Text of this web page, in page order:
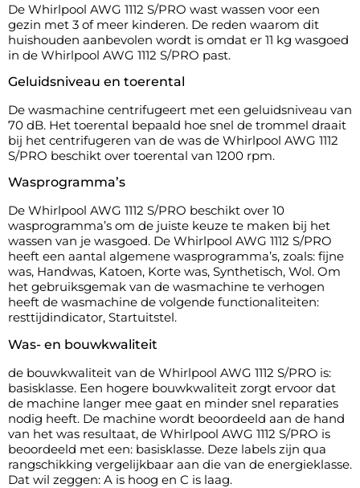
De Whirlpool AWG 1112 S/PRO wast wassen voor een
gezin met 3 of meer kinderen. De reden waarom dit
huishouden aanbevolen wordt is omdat er 11 kg wasgoed
in de Whirlpool AWG 1112 S/PRO past.
Geluidsniveau en toerental
De wasmachine centrifugeert met een geluidsniveau van
70 dB. Het toerental bepaald hoe snel de trommel draait
bij het centrifugeren van de was de Whirlpool AWG 1112
S/PRO beschikt over toerental van 1200 rpm.
Wasprogramma’s
De Whirlpool AWG 1112 S/PRO beschikt over 10
wasprogramma’s om de juiste keuze te maken bij het
wassen van je wasgoed. De Whirlpool AWG 1112 S/PRO
heeft een aantal algemene wasprogramma’s, zoals: fijne
was, Handwas, Katoen, Korte was, Synthetisch, Wol. Om
het gebruiksgemak van de wasmachine te verhogen
heeft de wasmachine de volgende functionaliteiten:
resttijdindicator, Startuitstel.
Was- en bouwkwaliteit
de bouwkwaliteit van de Whirlpool AWG 1112 S/PRO is:
basisklasse. Een hogere bouwkwaliteit zorgt ervoor dat
de machine langer mee gaat en minder snel reparaties
nodig heeft. De machine wordt beoordeeld aan de hand
van het was resultaat, de Whirlpool AWG 1112 S/PRO is
beoordeeld met een: basisklasse. Deze labels zijn qua
rangschikking vergelijkbaar aan die van de energieklasse.
Dat wil zeggen: A is hoog en C is laag.